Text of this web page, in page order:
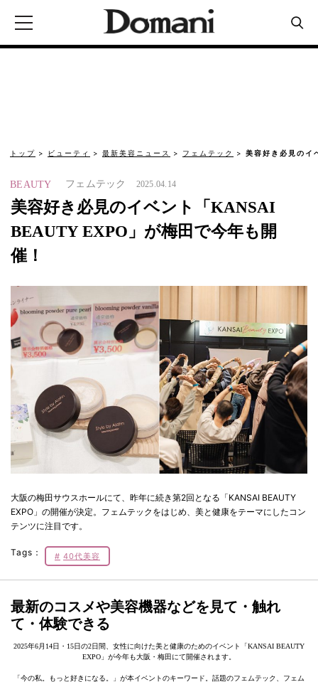
トップ ビューティ 最新美容ニュース フェムテック 美容好き必見の
BEAUTY フェムテック 2025.04.14
美容好き必見のイベント「KANSAI
BEAUTY EXPO」が梅田で今年も開
催！
大阪の梅田サウスホールにて、昨年に続き第2回となる「KANSAI BEAUTY
EXPO」の開催が決定。フェムテックをはじめ、美と健康をテーマにしたコン
テンツに注目です。
Tags： 40代美容
最新のコスメや美容機器などを見て・触れ
て・体験できる
2025年6月14日・15日の2日間、女性に向けた美と健康のためのイベント「KANSAI BEAUTY
EXPO」が今年も大阪・梅田にて開催されます。
「今の私。もっと好きになる。」が本イベントのキーワード。話題のフェムテック、フェム